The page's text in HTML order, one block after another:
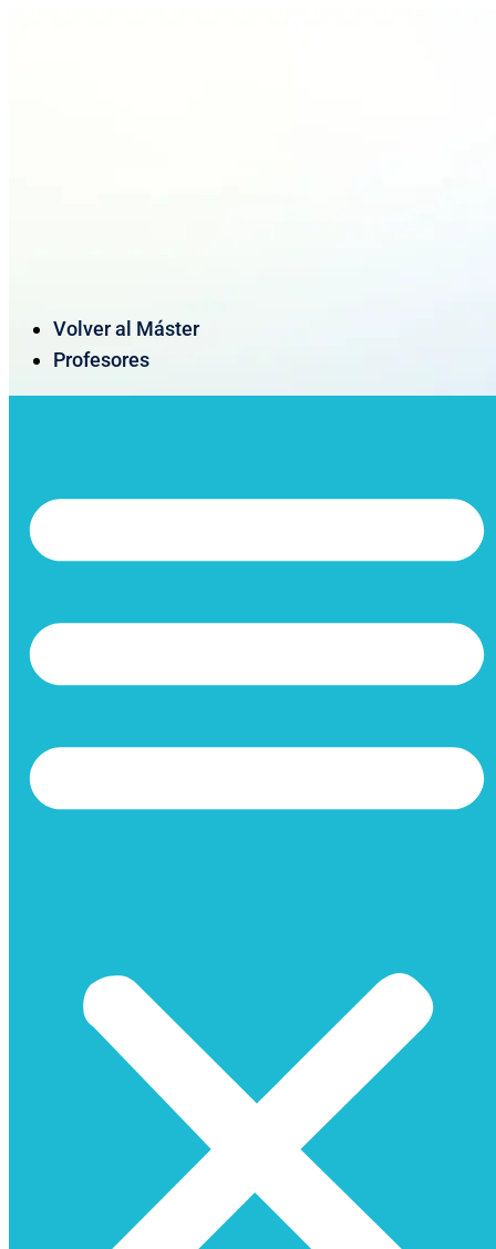
Volver al Máster
Profesores